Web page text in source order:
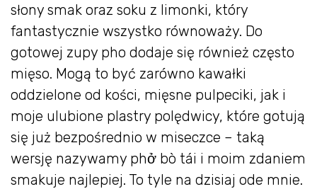
słony smak oraz soku z limonki, który
fantastycznie wszystko równoważy. Do
gotowej zupy pho dodaje się również często
mięso. Mogą to być zarówno kawałki
oddzielone od kości, mięsne pulpeciki, jak i
moje ulubione plastry polędwicy, które gotują
się już bezpośrednio w miseczce – taką
wersję nazywamy phở bò tái i moim zdaniem
smakuje najlepiej. To tyle na dzisiaj ode mnie.